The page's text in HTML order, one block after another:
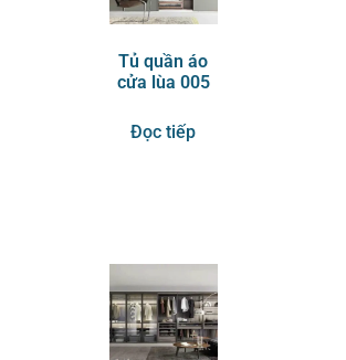
Tủ quần áo
cửa lùa 005
Đọc tiếp